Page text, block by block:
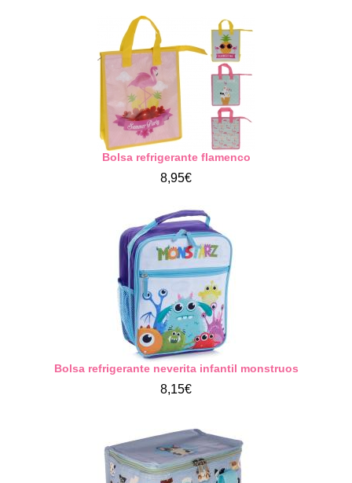
Bolsa refrigerante flamenco
8,95€
Bolsa refrigerante neverita infantil monstruos
8,15€